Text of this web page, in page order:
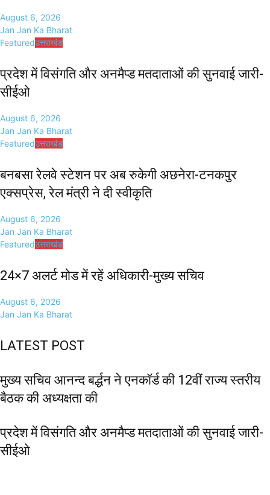
August 6, 2026
Jan Jan Ka Bharat
Featuredउत्तराखंड
प्रदेश में विसंगति और अनमैप्ड मतदाताओं की सुनवाई जारी-
सीईओ
August 6, 2026
Jan Jan Ka Bharat
Featuredउत्तराखंड
बनबसा रेलवे स्टेशन पर अब रुकेगी अछनेरा-टनकपुर
एक्सप्रेस, रेल मंत्री ने दी स्वीकृति
August 6, 2026
Jan Jan Ka Bharat
Featuredउत्तराखंड
24×7 अलर्ट मोड में रहें अधिकारी-मुख्य सचिव
August 6, 2026
Jan Jan Ka Bharat
LATEST POST
मुख्य सचिव आनन्द बर्द्धन ने एनकॉर्ड की 12वीं राज्य स्तरीय
बैठक की अध्यक्षता की
प्रदेश में विसंगति और अनमैप्ड मतदाताओं की सुनवाई जारी-
सीईओ